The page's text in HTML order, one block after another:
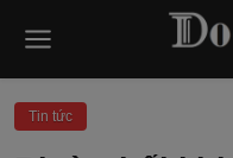
Tin tức